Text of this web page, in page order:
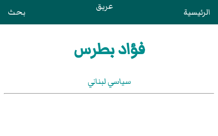
الرئيسية عريق بحث
فؤاد بطرس
سياسي لبناني